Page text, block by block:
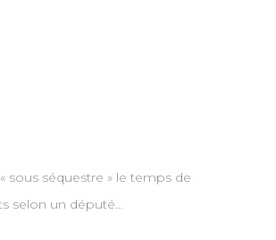
séquestre » le temps de
selon un député…